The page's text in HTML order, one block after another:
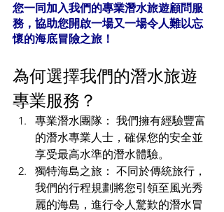
您一同加入我們的專業潛水旅遊顧問服
務，協助您開啟一場又一場令人難以忘
懷的海底冒險之旅！
為何選擇我們的潛水旅遊
專業服務？
專業潛水團隊： 我們擁有經驗豐富
的潛水專業人士，確保您的安全並
享受最高水準的潛水體驗。
獨特海島之旅： 不同於傳統旅行，
我們的行程規劃將您引領至風光秀
麗的海島，進行令人驚歎的潛水冒